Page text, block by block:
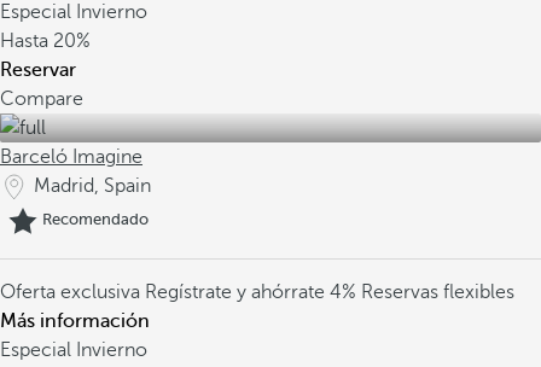
Especial Invierno
Hasta 20%
Reservar
Compare
Barceló Imagine
Madrid, Spain
Recomendado
Oferta exclusiva Regístrate y ahórrate 4% Reservas flexibles
Más información
Especial Invierno